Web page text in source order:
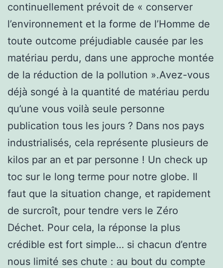
continuellement prévoit de « conserver
l’environnement et la forme de l’Homme de
toute outcome préjudiable causée par les
matériau perdu, dans une approche montée
de la réduction de la pollution ».Avez-vous
déjà songé à la quantité de matériau perdu
qu’une vous voilà seule personne
publication tous les jours ? Dans nos pays
industrialisés, cela représente plusieurs de
kilos par an et par personne ! Un check up
toc sur le long terme pour notre globe. Il
faut que la situation change, et rapidement
de surcroît, pour tendre vers le Zéro
Déchet. Pour cela, la réponse la plus
crédible est fort simple… si chacun d’entre
nous limité ses chute : au bout du compte